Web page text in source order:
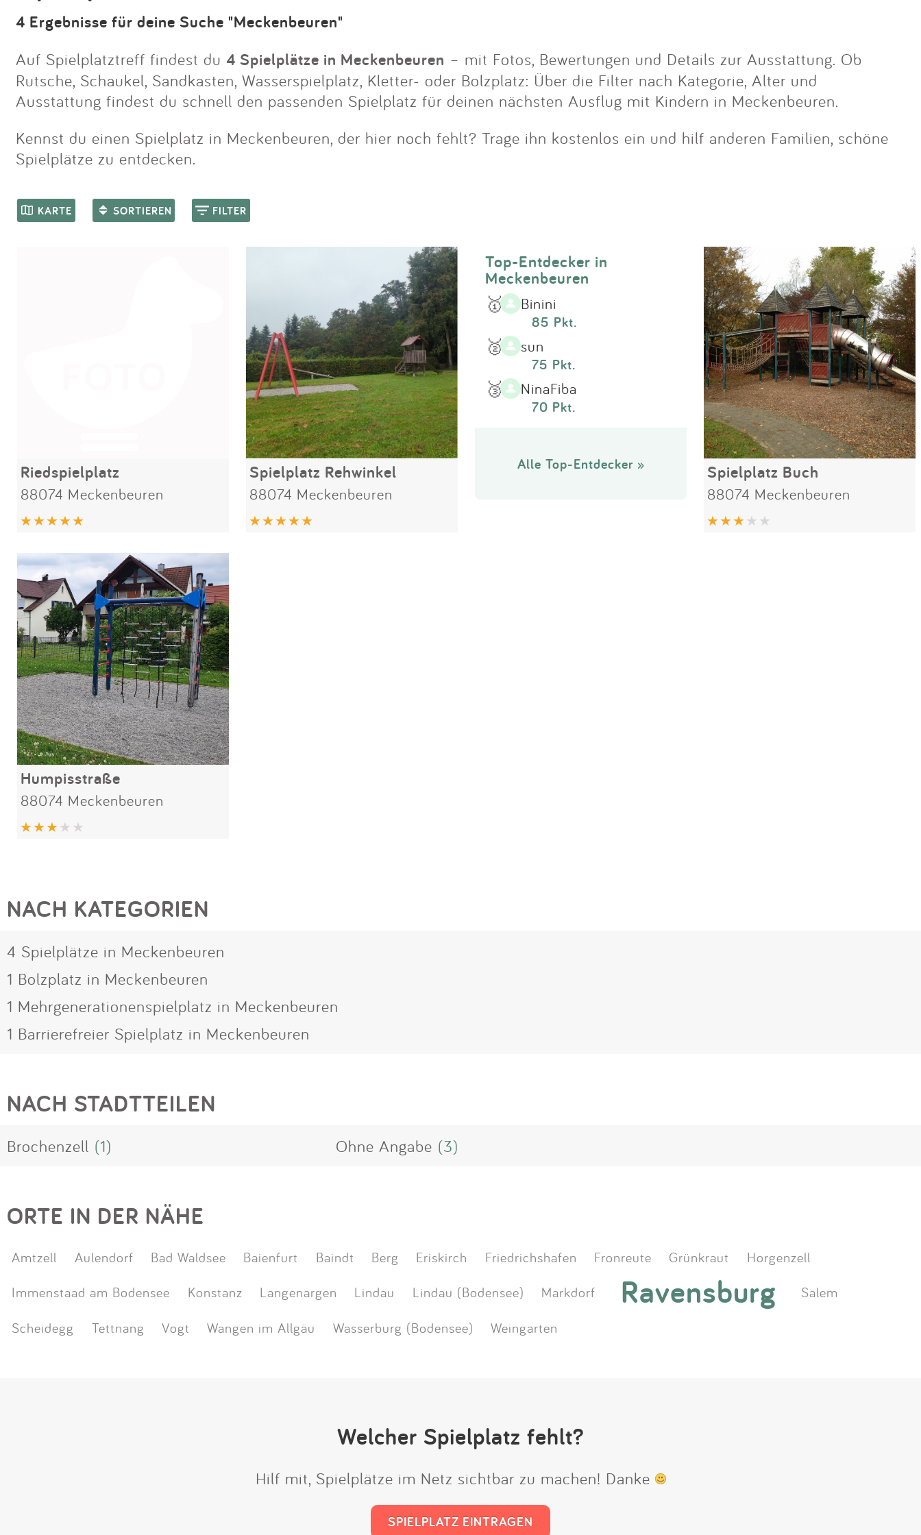
Anmelden
4 Ergebnisse für deine Suche "Meckenbeuren"
Auf Spielplatztreff findest du 4 Spielplätze in Meckenbeuren – mit Fotos, Bewertungen und Details zur Ausstattung. Ob
Rutsche, Schaukel, Sandkasten, Wasserspielplatz, Kletter- oder Bolzplatz: Über die Filter nach Kategorie, Alter und
Ausstattung findest du schnell den passenden Spielplatz für deinen nächsten Ausflug mit Kindern in Meckenbeuren.
Kennst du einen Spielplatz in Meckenbeuren, der hier noch fehlt? Trage ihn kostenlos ein und hilf anderen Familien, schöne
Spielplätze zu entdecken.
KARTE SORTIEREN FILTER
Riedspielplatz
88074 Meckenbeuren
Spielplatz Rehwinkel
88074 Meckenbeuren
Top-Entdecker in
Meckenbeuren
🥇 Binini
85 Pkt.
🥈 sun
75 Pkt.
🥉 NinaFiba
70 Pkt.
Alle Top-Entdecker » Spielplatz Buch
88074 Meckenbeuren
Humpisstraße
88074 Meckenbeuren
NACH KATEGORIEN
4 Spielplätze in Meckenbeuren
1 Bolzplatz in Meckenbeuren
1 Mehrgenerationenspielplatz in Meckenbeuren
1 Barrierefreier Spielplatz in Meckenbeuren
NACH STADTTEILEN
Brochenzell (1) Ohne Angabe (3)
ORTE IN DER NÄHE
Amtzell Aulendorf Bad Waldsee Baienfurt Baindt Berg Eriskirch Friedrichshafen Fronreute Grünkraut
Horgenzell
Immenstaad am Bodensee
Konstanz Langenargen Lindau Lindau (Bodensee) Markdorf Ravensburg
Salem
Scheidegg
Tettnang Vogt Wangen im Allgäu Wasserburg (Bodensee) Weingarten
Welcher Spielplatz fehlt?
Hilf mit, Spielplätze im Netz sichtbar zu machen! Danke
SPIELPLATZ EINTRAGEN